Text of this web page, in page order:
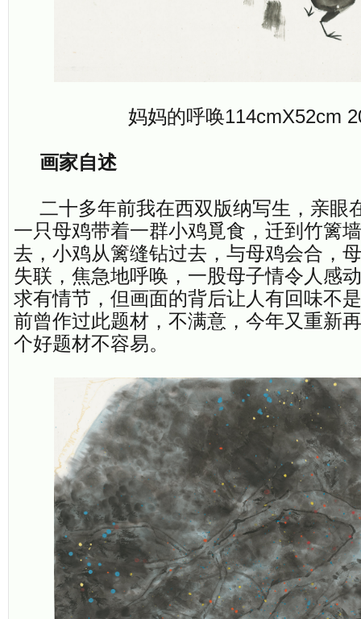
妈妈的呼唤114cmX52cm
画家自述
二十多年前我在西双版纳写生，亲眼
一只母鸡带着一群小鸡覓食，迁到竹篱
去，小鸡从篱缝钻过去，与母鸡会合，
失联，焦急地呼唤，一股母子情令人感
求有情节，但画面的背后让人有回味不
前曾作过此题材，不满意，今年又重新
个好题材不容易。